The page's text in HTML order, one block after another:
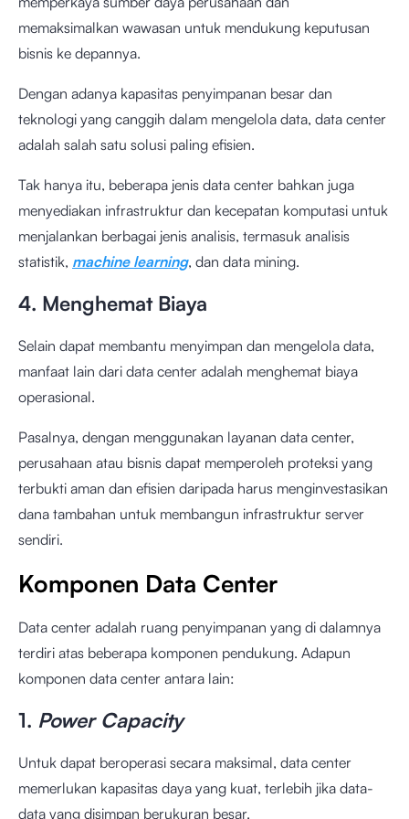
memaksimalkan wawasan untuk mendukung keputusan
bisnis ke depannya.
Dengan adanya kapasitas penyimpanan besar dan
teknologi yang canggih dalam mengelola data, data center
adalah salah satu solusi paling efisien.
Tak hanya itu, beberapa jenis data center bahkan juga
menyediakan infrastruktur dan kecepatan komputasi untuk
menjalankan berbagai jenis analisis, termasuk analisis
statistik, machine learning, dan data mining.
4. Menghemat Biaya
Selain dapat membantu menyimpan dan mengelola data,
manfaat lain dari data center adalah menghemat biaya
operasional.
Pasalnya, dengan menggunakan layanan data center,
perusahaan atau bisnis dapat memperoleh proteksi yang
terbukti aman dan efisien daripada harus menginvestasikan
dana tambahan untuk membangun infrastruktur server
sendiri.
Komponen Data Center
Data center adalah ruang penyimpanan yang di dalamnya
terdiri atas beberapa komponen pendukung. Adapun
komponen data center antara lain:
1. Power Capacity
Untuk dapat beroperasi secara maksimal, data center
memerlukan kapasitas daya yang kuat, terlebih jika data-
data yang disimpan berukuran besar.